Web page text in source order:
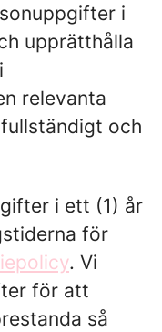
i
upprätthålla
relevanta
och
i ett (1) år
för
. Vi
för att
så